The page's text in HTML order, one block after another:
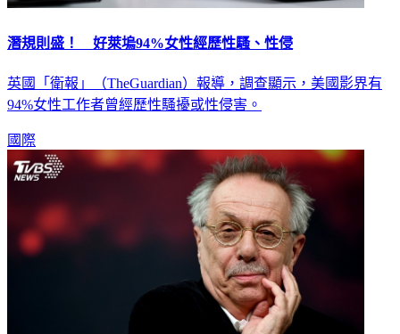
潛規則盛！ 好萊塢94%女性經歷性騷、性侵
英國「衛報」（TheGuardian）報導，調查顯示，美國影界有
94%女性工作者曾經歷性騷擾或性侵害。
國際